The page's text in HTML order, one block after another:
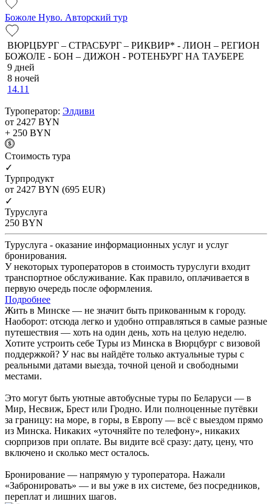
Божоле Нуво. Авторский тур
ВЮРЦБУРГ – СТРАСБУРГ – РИКВИР* - ЛИОН – РЕГИОН
БОЖОЛЕ - БОН – ДИЖОН - РОТЕНБУРГ НА ТАУБЕРЕ
9 дней
8 ночей
14.11
Туроператор: Элдиви
от 2427 BYN
+ 250 BYN
Cтоимость тура
✓
Турпродукт
от 2427 BYN (695 EUR)
✓
Туруслуга
250 BYN
Туруслуга - оказание информационных услуг и услуг
бронирования.
У некоторых туроператоров в стоимость туруслуги входит
транспортное обслуживание. Как правило, оплачивается в
первую очередь после оформления.
Подробнее
Жить в Минске — не значит быть прикованным к городу.
Наоборот: отсюда легко и удобно отправляться в самые разные
путешествия — хоть на один день, хоть на целую неделю.
Хотите устроить себе Туры из Минска в Вюрцбург с визовой
поддержкой? У нас вы найдёте только актуальные туры с
реальными датами выезда, точной ценой и свободными
местами.
Это могут быть уютные автобусные туры по Беларуси — в
Мир, Несвиж, Брест или Гродно. Или полноценные путёвки
за границу: на море, в горы, в Европу — всё с выездом прямо
из Минска. Никаких «уточняйте по телефону», никаких
сюрпризов при оплате. Вы видите всё сразу: дату, цену, что
включено и сколько мест осталось.
Бронирование — напрямую у туроператора. Нажали
«Забронировать» — и вы уже в их системе, без посредников,
переплат и лишних шагов.